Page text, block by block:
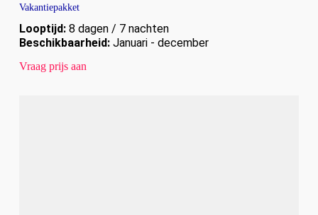
Vakantiepakket
Looptijd:8 dagen / 7 nachten
Beschikbaarheid:Januari - december
Vraag prijs aan